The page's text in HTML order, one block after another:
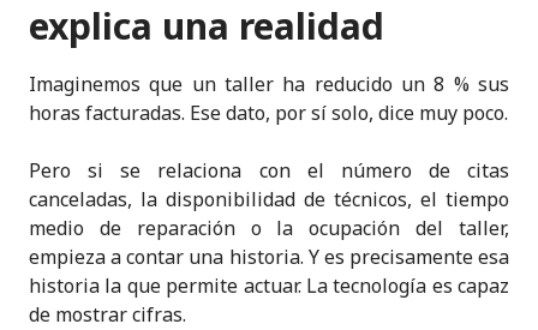
explica una realidad
Imaginemos que un taller ha reducido un 8 % sus
horas facturadas. Ese dato, por sí solo, dice muy poco.
Pero si se relaciona con el número de citas
canceladas, la disponibilidad de técnicos, el tiempo
medio de reparación o la ocupación del taller,
empieza a contar una historia. Y es precisamente esa
historia la que permite actuar. La tecnología es capaz
de mostrar cifras.